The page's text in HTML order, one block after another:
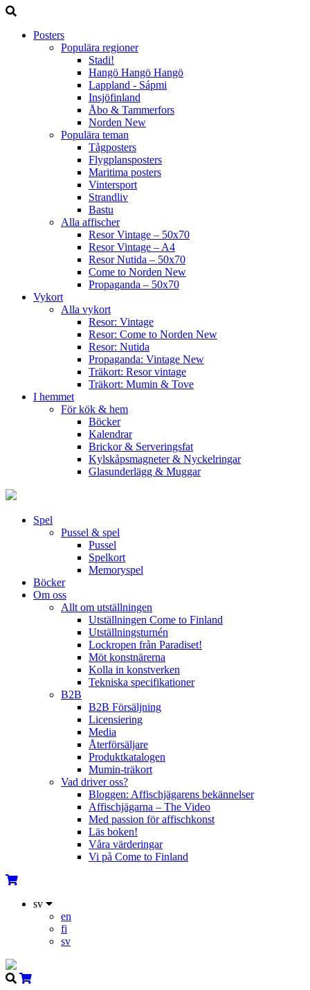
Posters
Populära regioner
Stadi!
Hangö Hangö Hangö
Lappland - Sápmi
Insjöfinland
Åbo & Tammerfors
Norden New
Populära teman
Tågposters
Flygplansposters
Maritima posters
Vintersport
Strandliv
Bastu
Alla affischer
Resor Vintage – 50x70
Resor Vintage – A4
Resor Nutida – 50x70
Come to Norden New
Propaganda – 50x70
Vykort
Alla vykort
Resor: Vintage
Resor: Come to Norden New
Resor: Nutida
Propaganda: Vintage New
Träkort: Resor vintage
Träkort: Mumin & Tove
I hemmet
För kök & hem
Böcker
Kalendrar
Brickor & Serveringsfat
Kylskåpsmagneter & Nyckelringar
Glasunderlägg & Muggar
Spel
Pussel & spel
Pussel
Spelkort
Memoryspel
Böcker
Om oss
Allt om utställningen
Utställningen Come to Finland
Utställningsturnén
Lockropen från Paradiset!
Möt konstnärerna
Kolla in konstverken
Tekniska specifikationer
B2B
B2B Försäljning
Licensiering
Media
Återförsäljare
Produktkatalogen
Mumin-träkort
Vad driver oss?
Bloggen: Affischjägarens bekännelser
Affischjägarna – The Video
Med passion för affischkonst
Läs boken!
Våra värderingar
Vi på Come to Finland
sv
en
fi
sv